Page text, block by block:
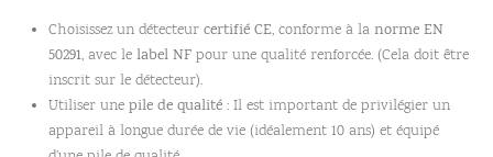
Choisissez un détecteur certifié CE, conforme à la norme EN
50291, avec le label NF pour une qualité renforcée. (Cela doit être
inscrit sur le détecteur).
Utiliser une pile de qualité : Il est important de privilégier un
appareil à longue durée de vie (idéalement 10 ans) et équipé